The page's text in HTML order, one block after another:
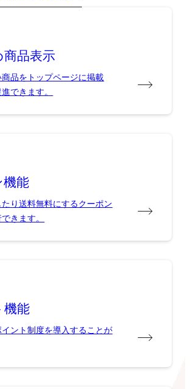
商品表示
商品をトップページに掲載
できます。
機能
り送料無料にするクーポン
きます。
機能
ント制度を導入することが